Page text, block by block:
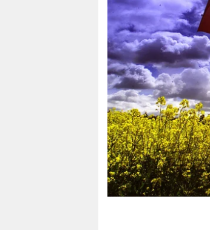
berlin
nord
wahrheit
verlag
verlag
veranstaltungen
shop
fragen & hilfe